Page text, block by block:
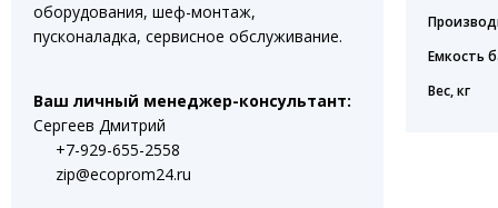
оборудования, шеф-монтаж,
пусконаладка, сервисное обслуживание.
Ваш личный менеджер-консультант:
Сергеев Дмитрий
+7-929-655-2558
zip@ecoprom24.ru
Емкость
Вес, кг